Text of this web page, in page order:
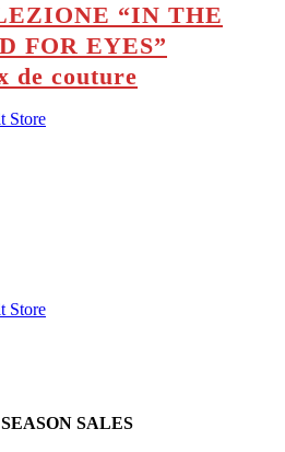
“IN THE
FOR EYES”
de couture
SALES